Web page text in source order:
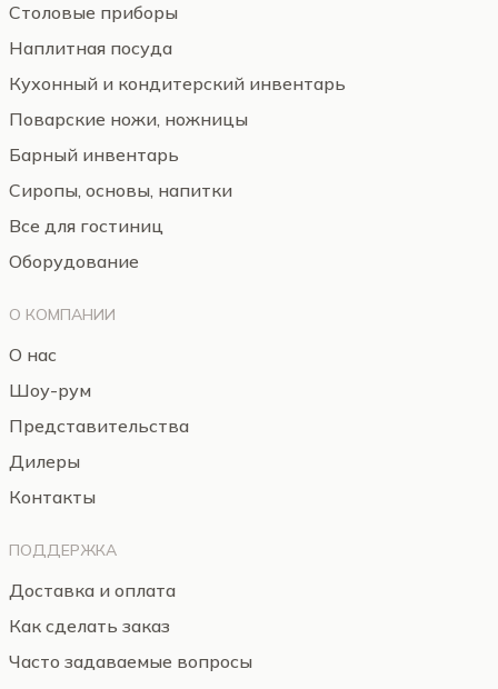
Столовые приборы
Наплитная посуда
Кухонный и кондитерский инвентарь
Поварские ножи, ножницы
Барный инвентарь
Сиропы, основы, напитки
Все для гостиниц
Оборудование
О КОМПАНИИ
О нас
Шоу-рум
Представительства
Дилеры
Контакты
ПОДДЕРЖКА
Доставка и оплата
Как сделать заказ
Часто задаваемые вопросы